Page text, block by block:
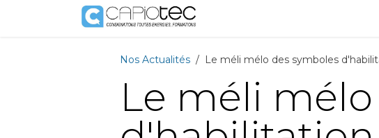
Se rendre au contenu
Nos Actualités Le méli mélo des symboles
Le méli